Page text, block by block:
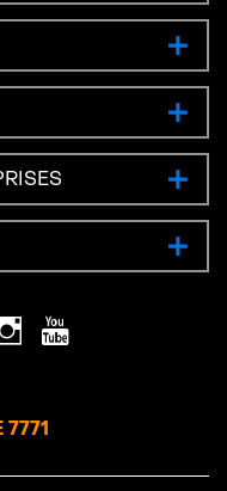
InstagramYoutube
7771